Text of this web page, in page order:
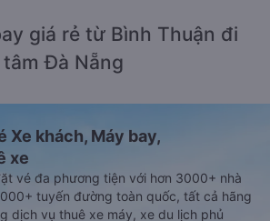
giá rẻ từ Bình Thuận đi
Đà Nẵng
Xe khách, Máy bay,
xe
vé đa phương tiện với hơn 3000+ nhà
tuyến đường toàn quốc, tất cả hãng
dịch vụ thuê xe máy, xe du lịch phủ